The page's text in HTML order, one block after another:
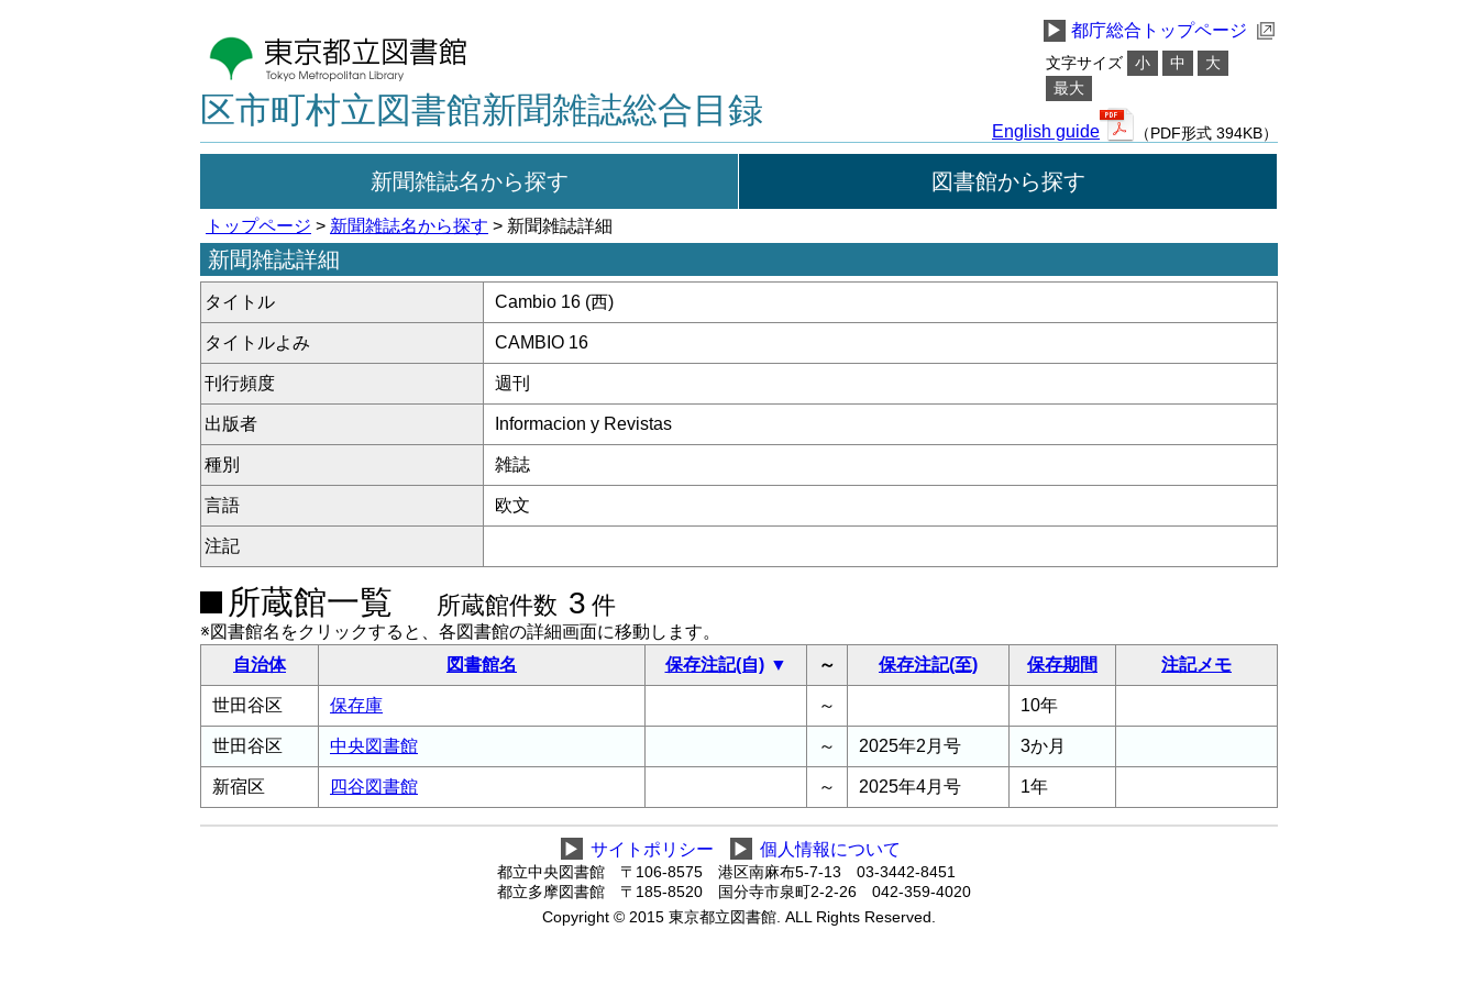
区市町村立図書館新聞雑誌総合目録
▶ 都庁総合トップページ
文字サイズ 小 中
大
最大
English guide （PDF形式 394KB）
新聞雑誌名から探す 図書館から探す
トップページ > 新聞雑誌名から探す > 新聞雑誌詳細
新聞雑誌詳細
タイトル Cambio 16 (西)
タイトルよみ CAMBIO 16
刊行頻度 週刊
出版者 Informacion y Revistas
種別 雑誌
言語 欧文
注記
所蔵館一覧 所蔵館件数 3 件
※図書館名をクリックすると、各図書館の詳細画面に移動します。
自治体
図書館名 保存注記(自) ～ 保存注記(至) 保存期間 注記メモ
世田谷区 保存庫 ～ 10年
世田谷区 中央図書館 ～ 2025年2月号 3か月
新宿区 四谷図書館 ～ 2025年4月号 1年
▶ サイトポリシー ▶ 個人情報について
都立中央図書館 〒106-8575 港区南麻布5-7-13 03-3442-8451
都立多摩図書館 〒185-8520 国分寺市泉町2-2-26 042-359-4020
Copyright © 2015 東京都立図書館. ALL Rights Reserved.